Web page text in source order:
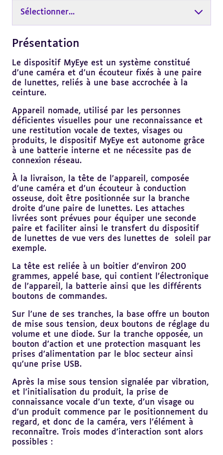
Sélectionner...
Présentation
Le dispositif MyEye est un système constitué
d’une caméra et d’un écouteur fixés à une paire
de lunettes, reliés à une base accrochée à la
ceinture.
Appareil nomade, utilisé par les personnes
déficientes visuelles pour une reconnaissance et
une restitution vocale de textes, visages ou
produits, le dispositif MyEye est autonome grâce
à une batterie interne et ne nécessite pas de
connexion réseau.
À la livraison, la tête de l’appareil, composée
d’une caméra et d’un écouteur à conduction
osseuse, doit être positionnée sur la branche
droite d’une paire de lunettes. Les attaches
livrées sont prévues pour équiper une seconde
paire et faciliter ainsi le transfert du dispositif
de lunettes de vue vers des lunettes de soleil par
exemple.
La tête est reliée à un boitier d’environ 200
grammes, appelé base, qui contient l’électronique
de l’appareil, la batterie ainsi que les différents
boutons de commandes.
Sur l’une de ses tranches, la base offre un bouton
de mise sous tension, deux boutons de réglage du
volume et une diode. Sur la tranche opposée, un
bouton d’action et une protection masquant les
prises d’alimentation par le bloc secteur ainsi
qu’une prise USB.
Après la mise sous tension signalée par vibration,
et l’initialisation du produit, la prise de
connaissance vocale d’un texte, d’un visage ou
d’un produit commence par le positionnement du
regard, et donc de la caméra, vers l’élément à
reconnaître. Trois modes d’interaction sont alors
possibles :
Revenir
sommaire